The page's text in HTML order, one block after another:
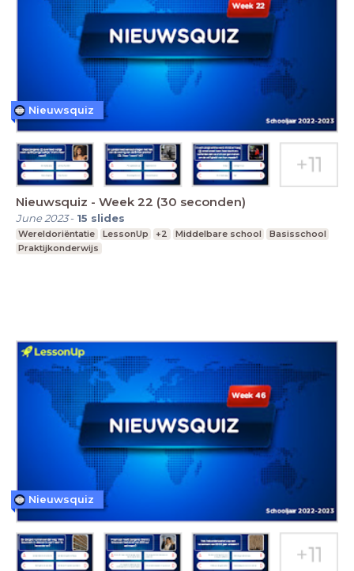
Nieuwsquiz - Week 22 (30 seconden)
June 2023- 15 slides
Wereldoriëntatie LessonUp +2 Middelbare school
Basisschool
Praktijkonderwijs
Nieuwsquiz
Nieuwsquiz